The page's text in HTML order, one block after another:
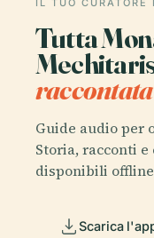
Tutta
Guide audio per
Storia, racconti
disponibili
Scarica